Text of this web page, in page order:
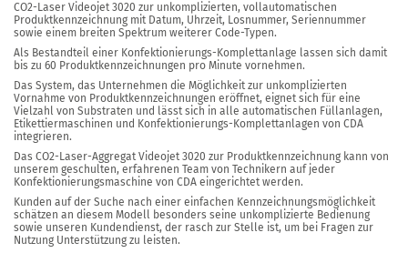
CO2-Laser Videojet 3020 zur unkomplizierten, vollautomatischen
Produktkennzeichnung mit Datum, Uhrzeit, Losnummer, Seriennummer
sowie einem breiten Spektrum weiterer Code-Typen.
Als Bestandteil einer Konfektionierungs-Komplettanlage lassen sich damit
bis zu 60 Produktkennzeichnungen pro Minute vornehmen.
Das System, das Unternehmen die Möglichkeit zur unkomplizierten
Vornahme von Produktkennzeichnungen eröffnet, eignet sich für eine
Vielzahl von Substraten und lässt sich in alle automatischen Füllanlagen,
Etikettiermaschinen und Konfektionierungs-Komplettanlagen von CDA
integrieren.
Das CO2-Laser-Aggregat Videojet 3020 zur Produktkennzeichnung kann von
unserem geschulten, erfahrenen Team von Technikern auf jeder
Konfektionierungsmaschine von CDA eingerichtet werden.
Kunden auf der Suche nach einer einfachen Kennzeichnungsmöglichkeit
schätzen an diesem Modell besonders seine unkomplizierte Bedienung
sowie unseren Kundendienst, der rasch zur Stelle ist, um bei Fragen zur
Nutzung Unterstützung zu leisten.